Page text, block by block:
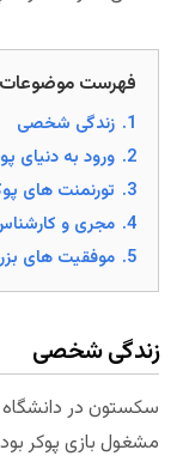
فهرست موضوعات
1. زندگی شخصی
2. ورود به دنیای
3. تورنمنت های
4. مجری و
5. موفقیت های
زندگی شخصی
سکستون در
مشغول بازی پوکر